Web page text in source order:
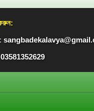
03581352629